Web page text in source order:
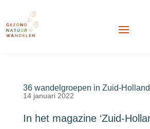
36 wandelgroepen in Zuid-Holland
14 januari 2022
In het magazine ‘Zuid-